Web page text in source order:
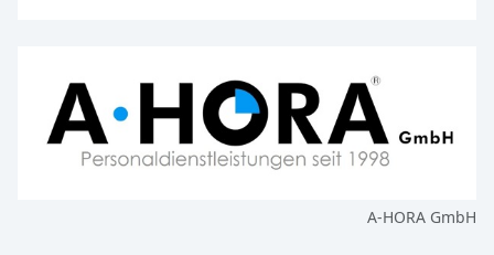
A-HORA GmbH